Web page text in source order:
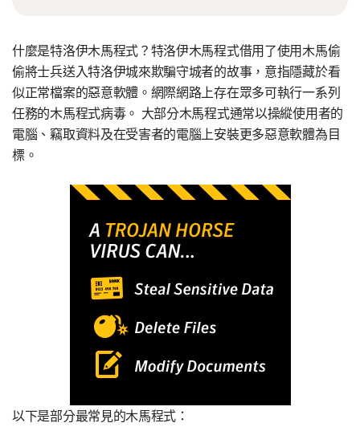
什麼是特洛伊木馬程式？特洛伊木馬程式借用了使用木馬偷
偷將士兵送入特洛伊城來欺騙守城者的故事，意指隱藏於看
似正常檔案的惡意軟體。網際網路上存在眾多可執行一系列
任務的木馬程式病毒。 大部分木馬程式通常以操縱使用者的
電腦、竊取資料及在受害者的電腦上安裝更多惡意軟體為目
標。
以下是部分最常見的木馬程式：